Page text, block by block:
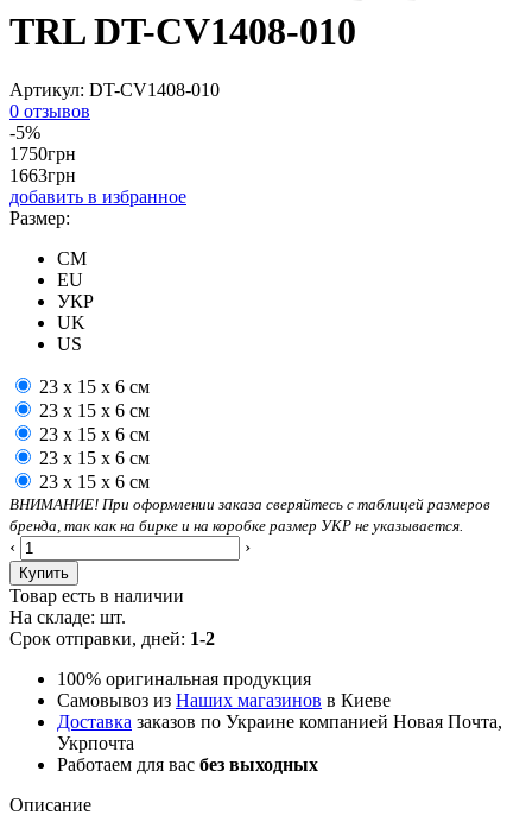
TRL DT-CV1408-010
Артикул: DT-CV1408-010
0 отзывов
-5%
1750грн
1663грн
добавить в избранное
Размер:
CM
EU
УКР
UK
US
23 х 15 х 6 см
23 х 15 х 6 см
23 х 15 х 6 см
23 х 15 х 6 см
23 х 15 х 6 см
ВНИМАНИЕ! При оформлении заказа сверяйтесь с таблицей размеров
бренда, так как на бирке и на коробке размер УКР не указывается.
‹ ›
Купить
Товар есть в наличии
На складе: шт.
Срок отправки, дней: 1-2
100% оригинальная продукция
Самовывоз из Наших магазинов в Киеве
Доставка заказов по Украине компанией Новая Почта,
Укрпочта
Работаем для вас без выходных
Описание